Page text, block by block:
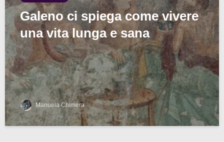
Galeno ci spiega come vivere
una vita lunga e sana
Manuela Chimera